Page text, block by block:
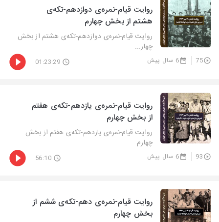
روایت‌ قیام-نمره‌ی دوازدهم-تکه‌ی
هشتم از بخش چهارم
روایت‌ قیام-نمره‌ی دوازدهم-تکه‌ی هشتم از بخش
چهار...
75 6 سال پیش 01:23:29
روایت‌ قیام-نمره‌ی یازدهم-تکه‌ی هفتم
از بخش چهارم
روایت‌ قیام-نمره‌ی یازدهم-تکه‌ی هفتم از بخش
چهارم
93 6 سال پیش 56:10
روایت‌ قیام-نمره‌ی دهم-تکه‌ی ششم از
بخش چهارم